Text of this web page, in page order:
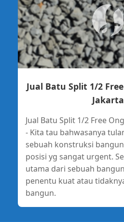
Jual Batu Split 1/2
Jakarta
Jual Batu Split 1/2 Free
- Kita tau bahwasanya
sebuah konstruksi
posisi yg sangat urgent.
utama dari sebuah
penentu kuat atau
bangun.